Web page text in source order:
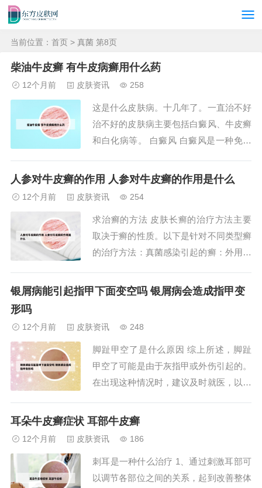
当前位置： 首页 > 真菌 第8页
柴油牛皮癣 有牛皮病癣用什么药
12个月前 皮肤资讯 258
这是什么皮肤病。十几年了。一直治不好
治不好的皮肤病主要包括白癜风、牛皮癣
和白化病等。 白癜风 白癜风是一种免疫
的白斑。目前，白癜风尚无根治的方法。
活中应注意保持局部清洁卫生，避免搔抓
和阳光直...
人参对牛皮癣的作用 人参对牛皮癣的作用是什么
12个月前 皮肤资讯 254
求治癣的方法 皮肤长癣的治疗方法主要
取决于癣的性质。以下是针对不同类型癣
的治疗方法：真菌感染引起的癣：外用抗
治疗，疗程根据病情轻重而定。系统用
病：外用药物：包括激素药膏、非激素类
药膏以及免疫制剂...
银屑病能引起指甲下面变空吗 银屑病会造成指甲变
形吗
12个月前 皮肤资讯 248
脚趾甲空了是什么原因 综上所述，脚趾
甲空了可能是由于灰指甲或外伤引起的。
在出现这种情况时，建议及时就医，以便
了一半首先要考虑的原因就是灰指甲，灰
积或甲板破坏、缺失。指甲变空，里面有
白色粉末状，...
耳朵牛皮癣症状 耳部牛皮癣
12个月前 皮肤资讯 186
刺耳是一种什么治疗 1、通过刺激耳部可
以调节各部位之间的关系，起到改善整体